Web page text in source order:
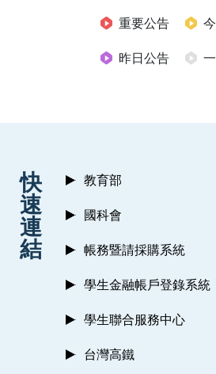
重要公告
昨日公告
快
速
連
結
教育部
國科會
帳務暨請採購系統
學生金融帳戶登錄系統
學生聯合服務中心
台灣高鐵